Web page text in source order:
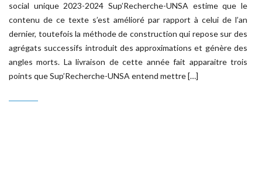
social unique 2023-2024 Sup’Recherche-UNSA estime que le
contenu de ce texte s’est amélioré par rapport à celui de l’an
dernier, toutefois la méthode de construction qui repose sur des
agrégats successifs introduit des approximations et génère des
angles morts. La livraison de cette année fait apparaitre trois
points que Sup’Recherche-UNSA entend mettre […]